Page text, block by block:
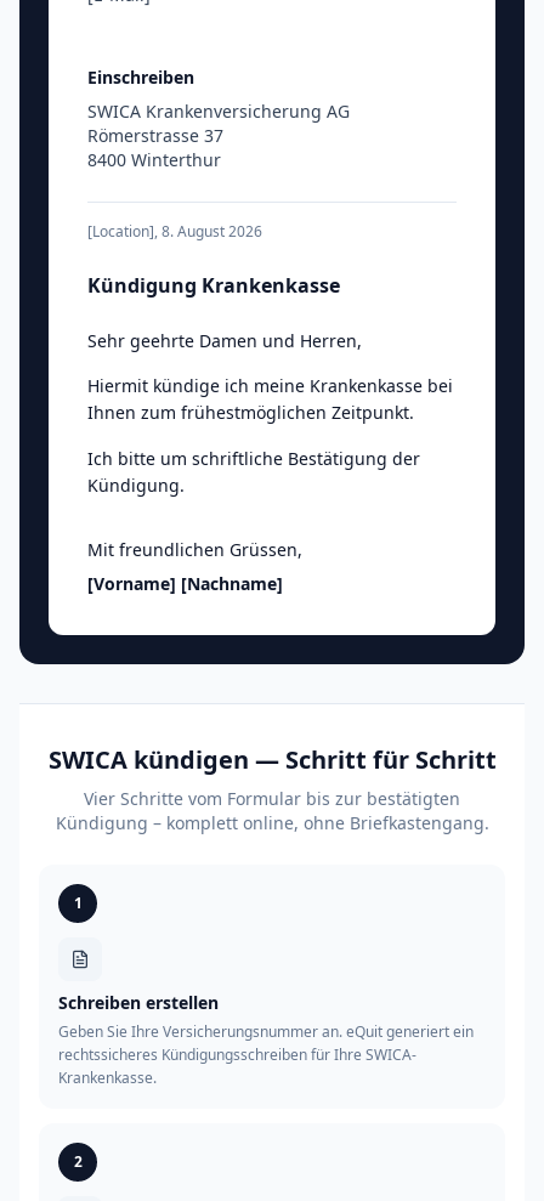
Einschreiben
SWICA Krankenversicherung AG
Römerstrasse 37
8400 Winterthur
[Location],8. August 2026
Kündigung Krankenkasse
Sehr geehrte Damen und Herren,
Hiermit kündige ich meine Krankenkasse bei
Ihnen zum frühestmöglichen Zeitpunkt.
Ich bitte um schriftliche Bestätigung der
Kündigung.
Mit freundlichen Grüssen,
[Vorname] [Nachname]
SWICA kündigen — Schritt für Schritt
Vier Schritte vom Formular bis zur bestätigten
Kündigung – komplett online, ohne Briefkastengang.
1
Schreiben erstellen
Geben Sie Ihre Versicherungsnummer an. eQuit generiert ein
rechtssicheres Kündigungsschreiben für Ihre SWICA-
Krankenkasse.
2